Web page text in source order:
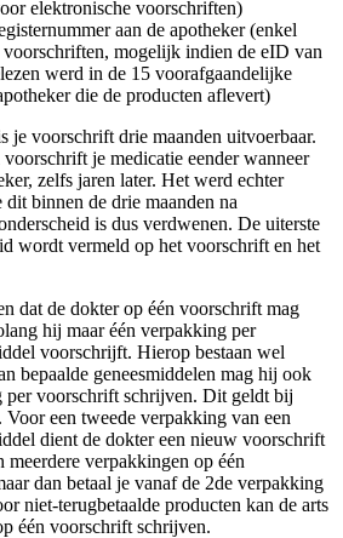
elektronische voorschriften)
aan de apotheker (enkel
mogelijk indien de eID van
werd in de 15 voorafgaandelijke
die de producten aflevert)
je voorschrift drie maanden uitvoerbaar.
je medicatie eender wanneer
zelfs jaren later. Het werd echter
dit binnen de drie maanden na
is dus verdwenen. De uiterste
wordt vermeld op het voorschrift en het
dat de dokter op één voorschrift mag
hij maar één verpakking per
voorschrijft. Hierop bestaan wel
bepaalde geneesmiddelen mag hij ook
per voorschrift schrijven. Dit geldt bij
een tweede verpakking van een
dient de dokter een nieuw voorschrift
meerdere verpakkingen op één
dan betaal je vanaf de 2de verpakking
niet-terugbetaalde producten kan de arts
één voorschrift schrijven.